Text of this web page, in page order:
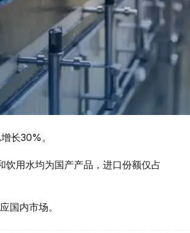
长30%。
用水均为国产产品，进口份额仅占
国内市场。